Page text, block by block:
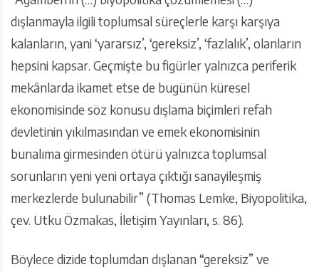
dışlanmayla ilgili toplumsal süreçlerle karşı karşıya
kalanların, yani ‘yararsız’, ‘gereksiz’, ‘fazlalık’, olanların
hepsini kapsar. Geçmişte bu figürler yalnızca periferik
mekânlarda ikamet etse de bugünün küresel
ekonomisinde söz konusu dışlama biçimleri refah
devletinin yıkılmasından ve emek ekonomisinin
bunalıma girmesinden ötürü yalnızca toplumsal
sorunların yeni yeni ortaya çıktığı sanayileşmiş
merkezlerde bulunabilir” (Thomas Lemke, Biyopolitika,
çev. Utku Özmakas, İletişim Yayınları, s. 86).
Böylece dizide toplumdan dışlanan “gereksiz” ve